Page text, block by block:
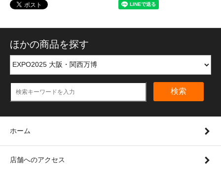
ほかの商品を探す
検索
ホーム
店舗へのアクセス